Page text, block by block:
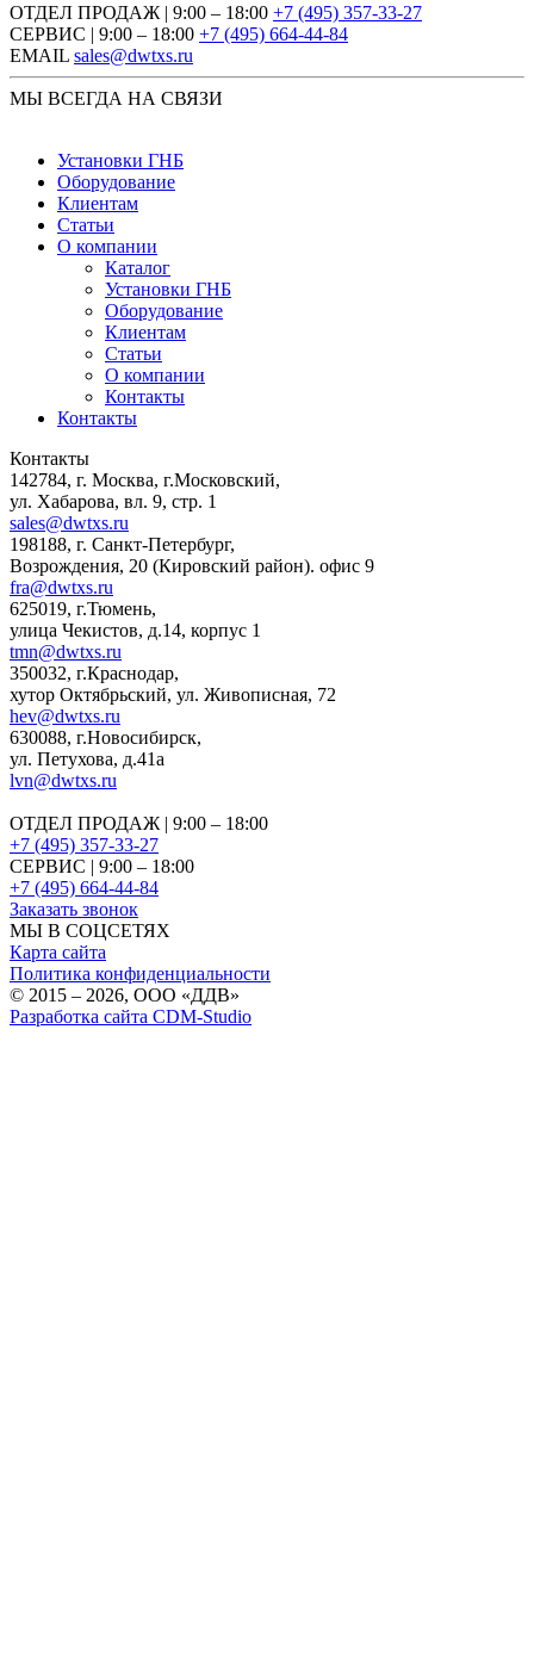
ОТДЕЛ ПРОДАЖ | 9:00 – 18:00 +7 (495) 357-33-27
СЕРВИС | 9:00 – 18:00 +7 (495) 664-44-84
EMAIL sales@dwtxs.ru
МЫ ВСЕГДА НА СВЯЗИ
Установки ГНБ
Оборудование
Клиентам
Статьи
О компании
Каталог
Установки ГНБ
Оборудование
Клиентам
Статьи
О компании
Контакты
Контакты
Контакты
142784, г. Москва, г.Московский,
ул. Хабарова, вл. 9, стр. 1
sales@dwtxs.ru
198188, г. Санкт-Петербург,
Возрождения, 20 (Кировский район). офис 9
fra@dwtxs.ru
625019, г.Тюмень,
улица Чекистов, д.14, корпус 1
tmn@dwtxs.ru
350032, г.Краснодар,
хутор Октябрьский, ул. Живописная, 72
hev@dwtxs.ru
630088, г.Новосибирск,
ул. Петухова, д.41а
lvn@dwtxs.ru
ОТДЕЛ ПРОДАЖ | 9:00 – 18:00
+7 (495) 357-33-27
СЕРВИС | 9:00 – 18:00
+7 (495) 664-44-84
Заказать звонок
МЫ В СОЦСЕТЯХ
Карта сайта
Политика конфиденциальности
© 2015 – 2026, OOO «ДДВ»
Разработка сайта CDM-Studio